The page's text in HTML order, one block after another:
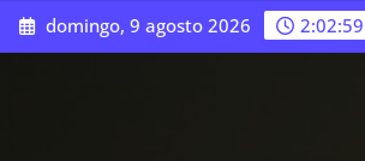
Saltar
al
domingo, 9 agosto 2026